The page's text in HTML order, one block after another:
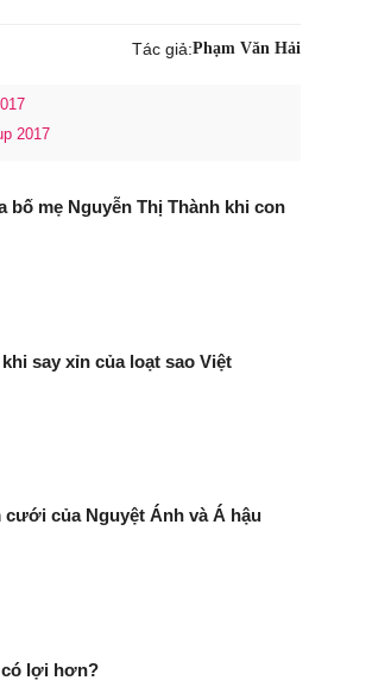
Tác giả:Phạm Văn Hải
2017
mẹ Nguyễn Thị Thành khi con
say xỉn của loạt sao Việt
của Nguyệt Ánh và Á hậu
có lợi hơn?